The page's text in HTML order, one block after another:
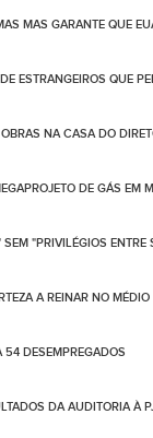
MAS GARANTE QUE
ESTRANGEIROS QUE
NA CASA DO
DE GÁS EM
"PRIVILÉGIOS ENTRE
A REINAR NO
54 DESEMPREGADOS
DA AUDITORIA À